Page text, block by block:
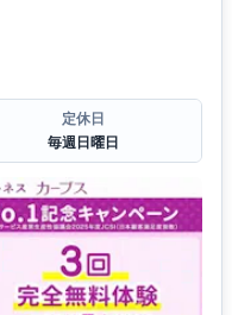
定休日
毎週日曜日